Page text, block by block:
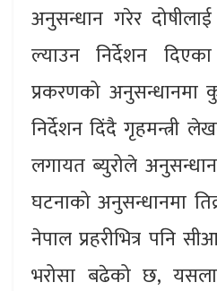
अनुसन्धान गरेर दोषीलाई
ल्याउन निर्देशन
प्रकरणको अनुसन्धानमा
निर्देशन दिंदै गृहमन्त्री
लगायत ब्युरोले
घटनाको अनुसन्धानमा
नेपाल प्रहरीभित्र पनि
भरोसा बढेको छ,